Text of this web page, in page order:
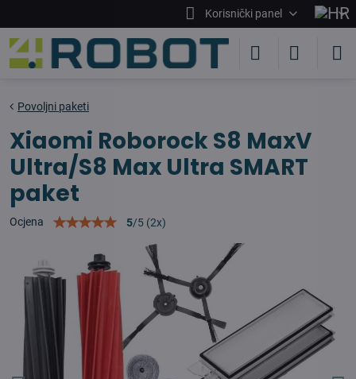
Korisnički panel
Povoljni paketi
Xiaomi Roborock S8 MaxV
Ultra/S8 Max Ultra SMART
paket
Ocjena 5/5 (2x)